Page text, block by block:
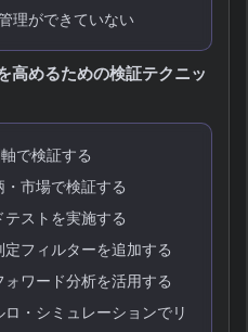
理ができていない
高めるための検証テクニッ
で検証する
・市場で検証する
ストを実施する
フィルターを追加する
ォワード分析を活用する
・シミュレーションでリ